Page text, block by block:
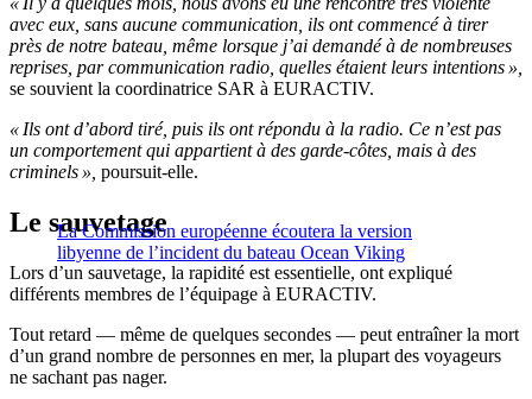
avec eux, sans aucune communication, ils ont commencé à tirer
près de notre bateau, même lorsque j’ai demandé à de nombreuses
reprises, par communication radio, quelles étaient leurs intentions »,
se souvient la coordinatrice SAR à EURACTIV.
« Ils ont d’abord tiré, puis ils ont répondu à la radio. Ce n’est pas
un comportement qui appartient à des garde-côtes, mais à des
criminels », poursuit-elle.
La Commission européenne écoutera la version
libyenne de l’incident du bateau Ocean Viking
Le sauvetage
Lors d’un sauvetage, la rapidité est essentielle, ont expliqué
différents membres de l’équipage à EURACTIV.
Tout retard — même de quelques secondes — peut entraîner la mort
d’un grand nombre de personnes en mer, la plupart des voyageurs
ne sachant pas nager.